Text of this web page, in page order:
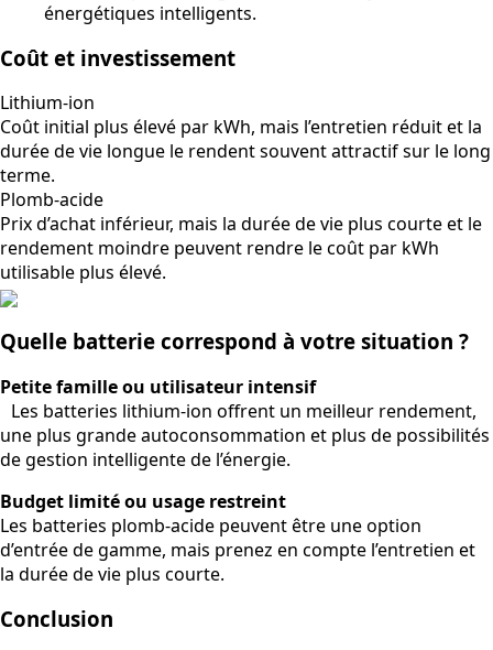
énergétiques intelligents.
Coût et investissement
Lithium-ion
Coût initial plus élevé par kWh, mais l’entretien réduit et la
durée de vie longue le rendent souvent attractif sur le long
terme.
Plomb-acide
Prix d’achat inférieur, mais la durée de vie plus courte et le
rendement moindre peuvent rendre le coût par kWh
utilisable plus élevé.
Quelle batterie correspond à votre situation ?
Petite famille ou utilisateur intensif
Les batteries lithium-ion offrent un meilleur rendement,
une plus grande autoconsommation et plus de possibilités
de gestion intelligente de l’énergie.
Budget limité ou usage restreint
Les batteries plomb-acide peuvent être une option
d’entrée de gamme, mais prenez en compte l’entretien et
la durée de vie plus courte.
Conclusion